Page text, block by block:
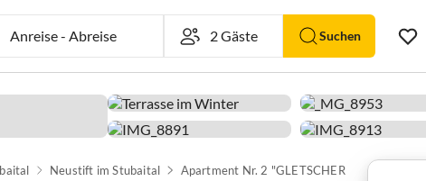
Anreise-Abreise Suchen
Neustift im Stubaital